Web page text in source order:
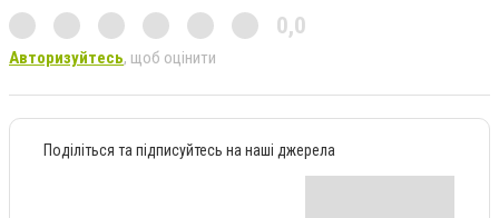
0,0
Авторизуйтесь, щоб оцінити
Поділіться та підписуйтесь на наші джерела